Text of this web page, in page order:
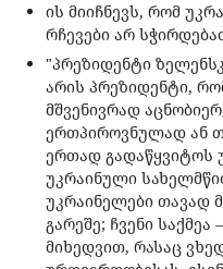
ის მიიჩნევს, რომ
რჩევები არ
"პრეზიდენტი
არის პრეზიდენტი,
მშვენივრად
ერთპიროვნულად ან
ერთად გადაწყვიტოს
უკრაინული
უკრაინელები თავად
გარეშე; ჩვენი
მიხედვით, რასაც